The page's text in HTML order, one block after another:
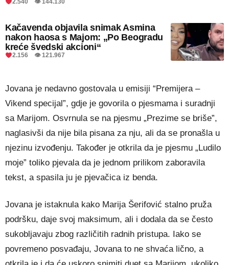
Kačavenda objavila snimak Asmina
nakon haosa s Majom: „Po Beogradu
kreće švedski akcioni“
2.156 👁 121.967
Jovana je nedavno gostovala u emisiji “Premijera –
Vikend specijal”, gdje je govorila o pjesmama i suradnji
sa Marijom. Osvrnula se na pjesmu „Prezime se briše”,
naglasivši da nije bila pisana za nju, ali da se pronašla u
njezinu izvođenju. Također je otkrila da je pjesmu „Ludilo
moje” toliko pjevala da je jednom prilikom zaboravila
tekst, a spasila ju je pjevačica iz benda.
Jovana je istaknula kako Marija Šerifović stalno pruža
podršku, daje svoj maksimum, ali i dodala da se često
sukobljavaju zbog različitih radnih pristupa. Iako se
povremeno posvađaju, Jovana to ne shvaća lično, a